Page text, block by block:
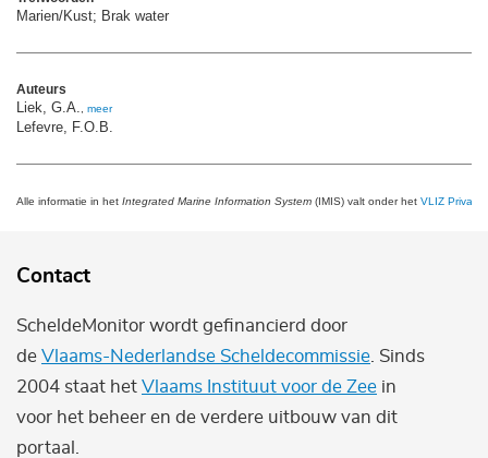
Marien/Kust; Brak water
Auteurs
Liek, G.A. meer
Lefevre, F.O.B.
Alle informatie in het Integrated Marine Information System (IMIS) valt onder het VLIZ Privacy
Contact
ScheldeMonitor wordt gefinancierd door
de Vlaams-Nederlandse Scheldecommissie . Sinds
2004 staat het Vlaams Instituut voor de Zee in
voor het beheer en de verdere uitbouw van dit
portaal.